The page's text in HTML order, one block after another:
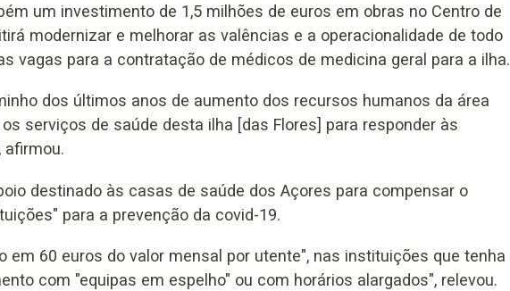
um investimento de 1,5 milhões de euros em obras no Centro de
modernizar e melhorar as valências e a operacionalidade de todo
vagas para a contratação de médicos de medicina geral para a ilha.
dos últimos anos de aumento dos recursos humanos da área
serviços de saúde desta ilha [das Flores] para responder às
afirmou.
destinado às casas de saúde dos Açores para compensar o
para a prevenção da covid-19.
em 60 euros do valor mensal por utente", nas instituições que tenha
com "equipas em espelho" ou com horários alargados", relevou.